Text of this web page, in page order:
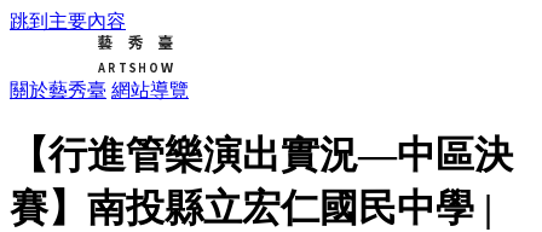
跳到主要內容
關於藝秀臺 網站導覽
【行進管樂演出實況—中區決
賽】南投縣立宏仁國民中學 |